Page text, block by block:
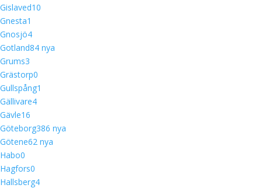
Gislaved10
Gnesta1
Gnosjö4
Gotland84 nya
Grums3
Grästorp0
Gullspång1
Gällivare4
Gävle16
Göteborg386 nya
Götene62 nya
Habo0
Hagfors0
Hallsberg4